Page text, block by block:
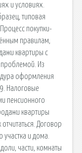
и условиях.
типовая
покупки-
правилам,
квартиры с
проблемой. Из
оформления
Налоговые
пенсионного
квартиры
Договор
и дома.
части, комнаты